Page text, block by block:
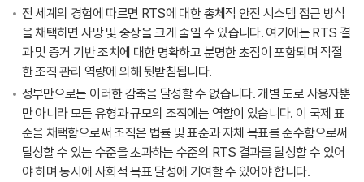
전 세계의 경험에 따르면 RTS에 대한 총체적 안전 시스템 접근 방식
을 채택하면 사망 및 중상을 크게 줄일 수 있습니다. 여기에는 RTS 결
과 및 증거 기반 조치에 대한 명확하고 분명한 초점이 포함되며 적절
한 조직 관리 역량에 의해 뒷받침됩니다.
정부만으로는 이러한 감축을 달성할 수 없습니다. 개별 도로 사용자뿐
만 아니라 모든 유형과 규모의 조직에는 역할이 있습니다. 이 국제 표
준을 채택함으로써 조직은 법률 및 표준과 자체 목표를 준수함으로써
달성할 수 있는 수준을 초과하는 수준의 RTS 결과를 달성할 수 있어
야 하며 동시에 사회적 목표 달성에 기여할 수 있어야 합니다.